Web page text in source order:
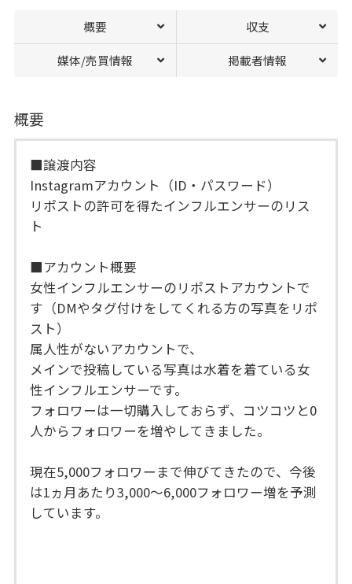
概要 収支
媒体/売買情報 掲載者情報
概要
■譲渡内容
Instagramアカウント（ID・パスワード）
リポストの許可を得たインフルエンサーのリス
ト
■アカウント概要
女性インフルエンサーのリポストアカウントで
す（DMやタグ付けをしてくれる方の写真をリポ
スト）
属人性がないアカウントで、
メインで投稿している写真は水着を着ている女
性インフルエンサーです。
フォロワーは一切購入しておらず、コツコツと0
人からフォロワーを増やしてきました。
現在5,000フォロワーまで伸びてきたので、今後
は1ヵ月あたり3,000～6,000フォロワー増を予測
しています。